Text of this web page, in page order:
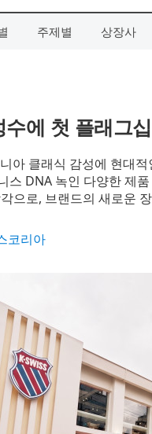
주제별 상장사
에 첫 플래그
아 클래식 감성에 현대
스 DNA 녹인 다양한 제
으로, 브랜드의 새로운
코리아